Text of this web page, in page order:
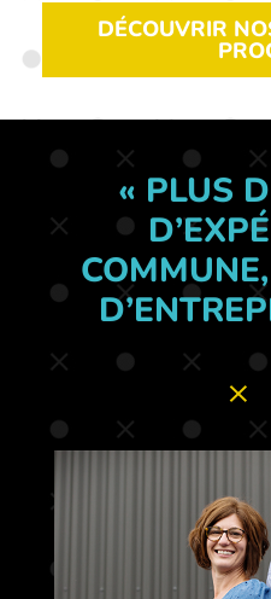
DÉCOUVRIR
« PLUS